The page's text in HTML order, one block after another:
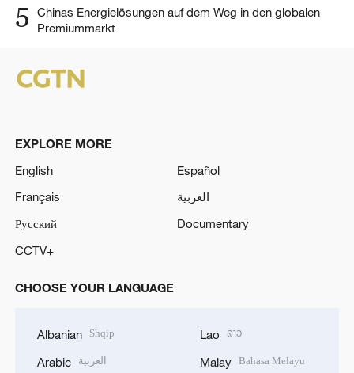
5
Chinas Energielösungen auf dem Weg in den globalen
Premiummarkt
EXPLORE MORE
English
Español
Français
العربية
Русский
Documentary
CCTV+
CHOOSE YOUR LANGUAGE
Albanian Shqip
Arabic العربية
Lao ລາວ
Malay Bahasa Melayu